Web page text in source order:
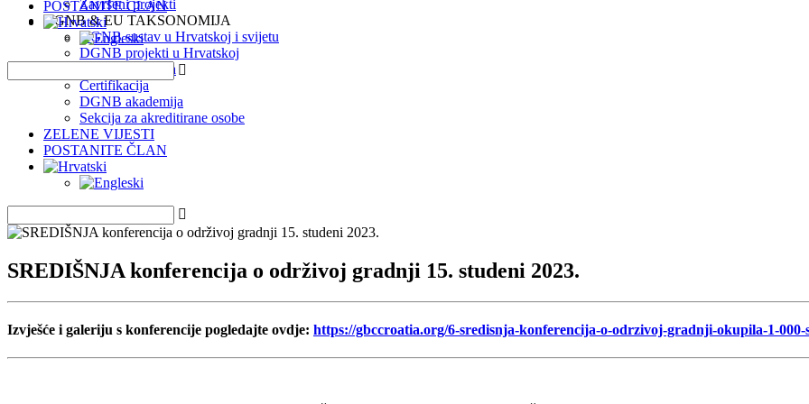
Završeni projekti
DGNB & EU TAKSONOMIJA
DGNB sustav u Hrvatskoj i svijetu
DGNB projekti u Hrvatskoj
EU Taksonomija
Certifikacija
DGNB akademija
Sekcija za akreditirane osobe
ZELENE VIJESTI
POSTANITE ČLAN
POSTANITE ČLAN
SREDIŠNJA konferencija o održivoj gradnji 15. studeni 2023.
Izvješće i galeriju s konferencije pogledajte ovdje: https://gbccroatia.org/6-sredisnja-konferencija-o-odrzivoj-gradnji-okupila-1-